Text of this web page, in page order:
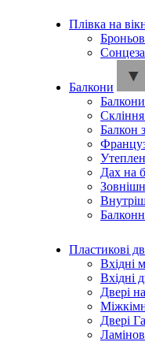
Плівка на
Балкони
Балкон
Дах на
Пластикові
Вхідні
Вхідні
Двері
Двері